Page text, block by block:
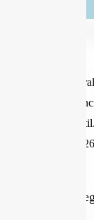
Psicóloga
años de
psicología
Colegiada
Menú de